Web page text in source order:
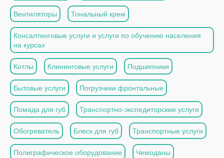
Вентиляторы Тональный крем
Консалтинговые услуги и услуги по обучению населения
на курсах
Котлы Клининговые услуги Подшипники
Бытовые услуги Погрузчики фронтальные
Помада для губ Транспортно-экспедиторские услуги
Обогреватель Блеск для губ Транспортные услуги
Полиграфическое оборудование Чемоданы